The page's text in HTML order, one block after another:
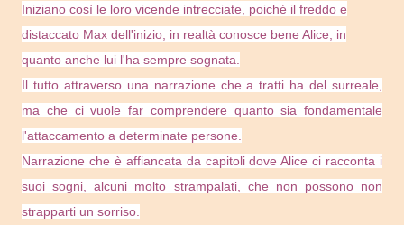
Iniziano così le loro vicende intrecciate, poiché il freddo e
distaccato Max dell'inizio, in realtà conosce bene Alice, in
quanto anche lui l'ha sempre sognata.
Il tutto attraverso una narrazione che a tratti ha del surreale,
ma che ci vuole far comprendere quanto sia fondamentale
l'attaccamento a determinate persone.
Narrazione che è affiancata da capitoli dove Alice ci racconta i
suoi sogni, alcuni molto strampalati, che non possono non
strapparti un sorriso.